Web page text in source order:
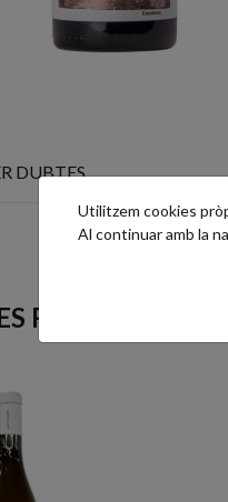
DUBTES
RELACIONATS
Utilitzem cookies
Al continuar amb la